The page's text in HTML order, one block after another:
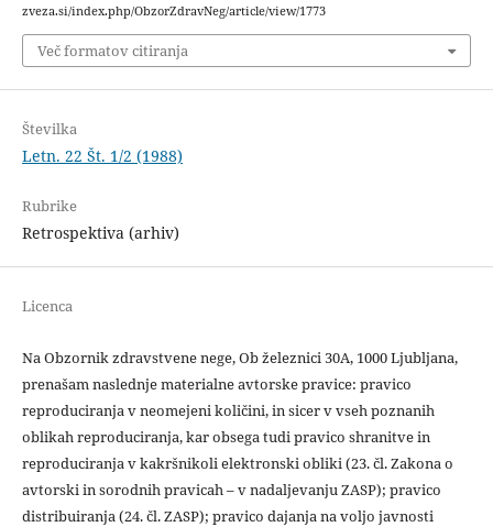
zveza.si/index.php/ObzorZdravNeg/article/view/1773
Več formatov citiranja
Številka
Letn. 22 Št. 1/2 (1988)
Rubrike
Retrospektiva (arhiv)
Licenca
Na Obzornik zdravstvene nege, Ob železnici 30A, 1000 Ljubljana,
prenašam naslednje materialne avtorske pravice: pravico
reproduciranja v neomejeni količini, in sicer v vseh poznanih
oblikah reproduciranja, kar obsega tudi pravico shranitve in
reproduciranja v kakršnikoli elektronski obliki (23. čl. Zakona o
avtorski in sorodnih pravicah – v nadaljevanju ZASP); pravico
distribuiranja (24. čl. ZASP); pravico dajanja na voljo javnosti